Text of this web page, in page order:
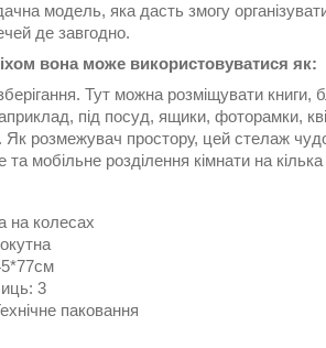
модель, яка дасть змогу
де завгодно.
вона може використовуватися як:
Тут можна розміщувати книги,
під посуд, ящики, фоторамки,
Як розмежувач простору, цей стелаж
та мобільне розділення кімнати на кілька
на колесах
3
паковання